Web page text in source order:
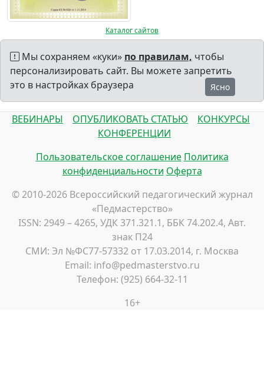
Каталог сайтов
Мы сохраняем «куки» по правилам, чтобы
персонализировать сайт. Вы можете запретить
это в настройках браузера
Ясно
ВЕБИНАРЫ ОПУБЛИКОВАТЬ СТАТЬЮ
КОНКУРСЫ
КОНФЕРЕНЦИИ
Пользовательское соглашение Политика
конфиденциальности Оферта
© 2010-2026 Всероссийский педагогический журнал
«Педмастерство»
ISSN: 2949 – 4265, УДК 371.321.1, ББК 74.202.4, Авт.
знак П24
СМИ: Эл №ФС77-57332 от 17.03.2014, г. Москва
Email: info@pedmasterstvo.ru
Телефон: (925) 664-32-11
16+